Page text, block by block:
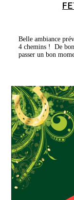
Belle ambiance
4 chemins ! De
passer un bon